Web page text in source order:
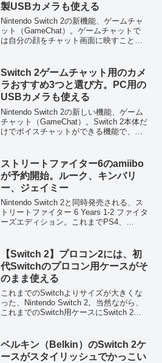
製USBカメラも使える
Nintendo Switch 2の新機能、ゲームチャ
ット（GameChat）。ゲームチャットで
は自分の顔をチャット画面に映すことも
されていまし...
Switch 2ゲームチャット用のカメ
ラおすすめ3つと選び方。PC用の
USBカメラも使える
Nintendo Switch 2の新しい機能、ゲーム
チャット（GameChat）。Switch 2本体だ
けでボイスチャットができる機能で、カ
に使えるカメラは、任天堂純...
ストリートファイター6のamiibo
が予約開始。ルーク、キンバリ
ー、ジェイミー
Nintendo Switch 2と同時発売される、ス
トリートファイター 6 Years 1-2 ファイタ
ーズエディション。これまでPS4、
されること...
【Switch 2】プロコン2には、初
代Switchのプロコン用ケースがそ
のまま使える
これまでのSwitchよりサイズが大きくな
った、Nintendo Switch 2。当然ながら、
これまでのSwitch用ケースにSwitch 2は
ベルキン（Belkin）のSwitch 2ケ
ースがスタイリッシュでかっこい